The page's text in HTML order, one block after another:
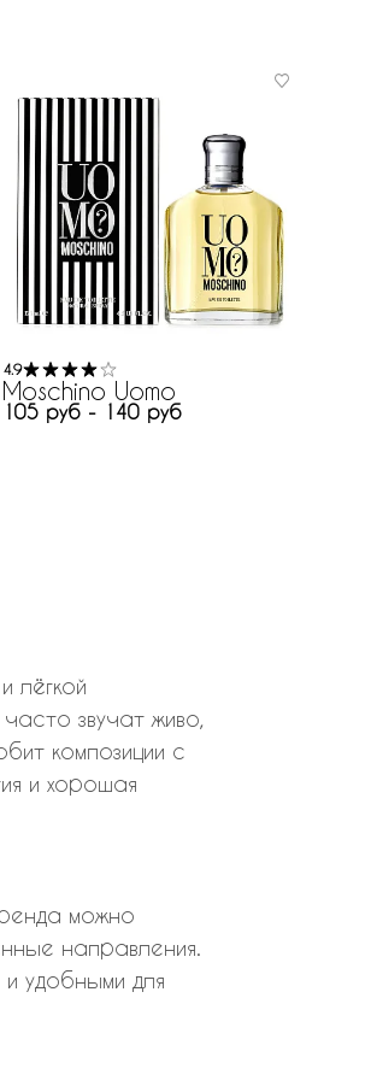
4.9
Moschino Uomo
105 руб - 140 руб
лёгкой
звучат живо,
композиции с
и хорошая
можно
направления.
удобными для